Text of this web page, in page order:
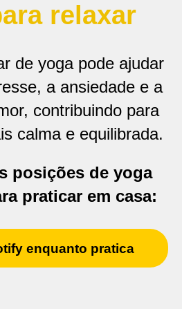
relaxar
de yoga pode ajudar
a ansiedade e a
contribuindo para
calma e equilibrada.
posições de yoga
praticar em casa:
enquanto pratica